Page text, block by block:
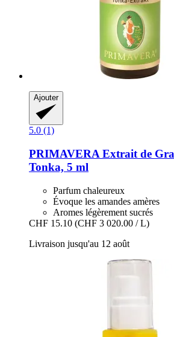
Ajouter
5.0 (1)
PRIMAVERA Extrait de
Tonka, 5 ml
Parfum chaleureux
Évoque les amandes amères
Aromes légèrement sucrés
CHF 15.10 (CHF 3 020.00 / L)
Livraison jusqu'au 12 août